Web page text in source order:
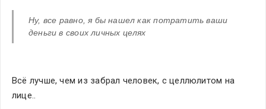
Ну, все равно, я бы нашел как потратить ваши
деньги в своих личных целях
Всё лучше, чем из забрал человек, с целлюлитом на
лице..